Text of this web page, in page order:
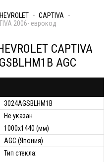
CAPTIVA
2006- еврокод
CAPTIVA
AGC
3024AGSBLHM1B
Не указан
1000x1440 (мм)
AGC (Япония)
Тип стекла: